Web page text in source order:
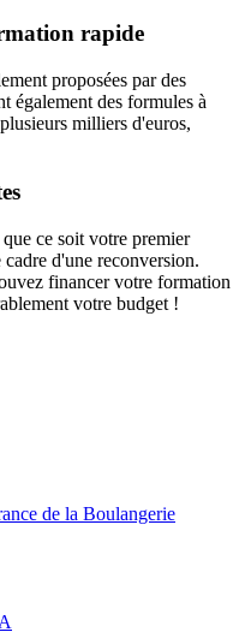
rapide
proposées par des
également des formules à
milliers d'euros,
ce soit votre premier
d'une reconversion.
financer votre formation
votre budget !
de la Boulangerie